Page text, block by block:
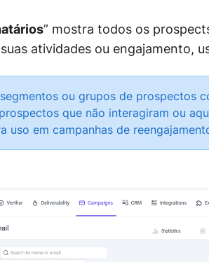
” mostra todos os
atividades ou engajamento,
ou grupos de prospectos
que não interagiram ou
uso em campanhas de